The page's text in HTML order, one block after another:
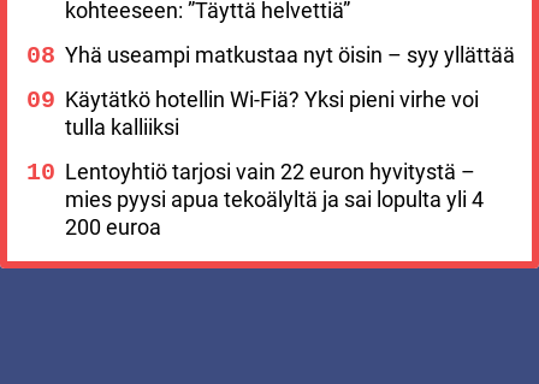
kohteeseen: ”Täyttä helvettiä”
Yhä useampi matkustaa nyt öisin – syy yllättää
Käytätkö hotellin Wi-Fiä? Yksi pieni virhe voi
tulla kalliiksi
Lentoyhtiö tarjosi vain 22 euron hyvitystä –
mies pyysi apua tekoälyltä ja sai lopulta yli 4
200 euroa